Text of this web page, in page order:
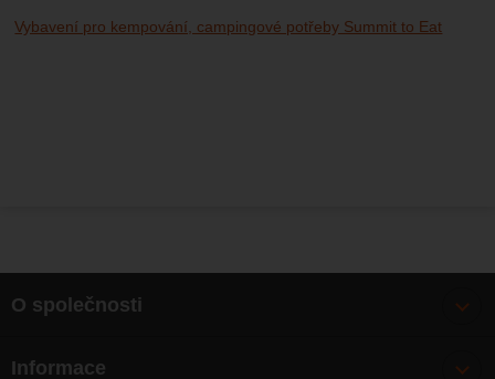
Vybavení pro kempování, campingové potřeby Summit to Eat
O společnosti
O nás
Informace